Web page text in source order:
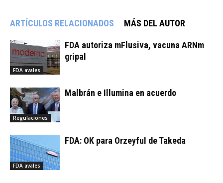
ARTÍCULOS RELACIONADOS MÁS DEL AUTOR
FDA avales
FDA autoriza mFlusiva, vacuna ARNm
gripal
Regulaciones
Malbrán e Illumina en acuerdo
FDA avales
FDA: OK para Orzeyful de Takeda